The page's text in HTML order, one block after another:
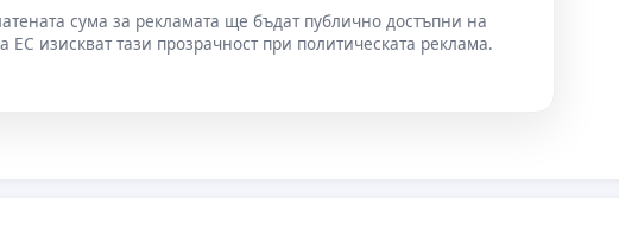
сума за рекламата ще бъдат публично достъпни на
изискват тази прозрачност при политическата реклама.